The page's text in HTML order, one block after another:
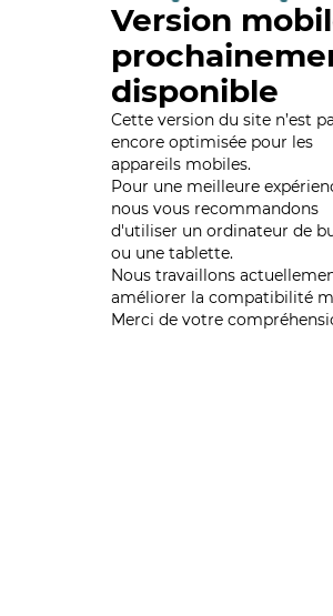
Version
disponible
Cette version du site n’est
encore optimisée pour les
appareils mobiles.
Pour une meilleure
nous vous recommandons
d'utiliser un ordinateur de
ou une tablette.
Nous travaillons
améliorer la compatibilité
Merci de votre